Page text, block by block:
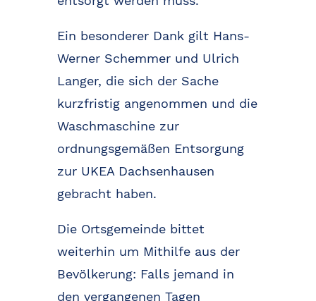
Ein besonderer Dank gilt Hans-
Werner Schemmer und Ulrich
Langer, die sich der Sache
kurzfristig angenommen und die
Waschmaschine zur
ordnungsgemäßen Entsorgung
zur UKEA Dachsenhausen
gebracht haben.
Die Ortsgemeinde bittet
weiterhin um Mithilfe aus der
Bevölkerung: Falls jemand in
den vergangenen Tagen